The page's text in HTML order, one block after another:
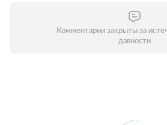
Комментарии закрыты за
давности